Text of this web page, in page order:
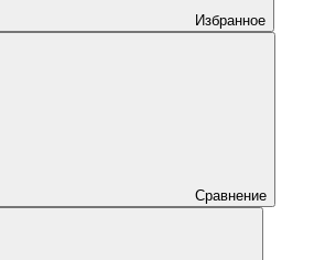
Избранное
Сравнение